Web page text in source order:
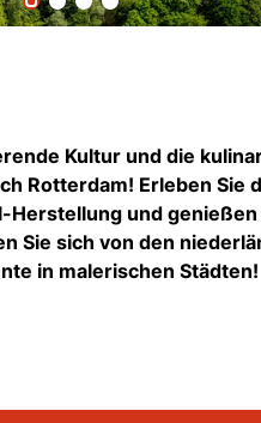
Kultur und die
Rotterdam! Erleben Sie
und
Sie sich von den
in malerischen Städten!